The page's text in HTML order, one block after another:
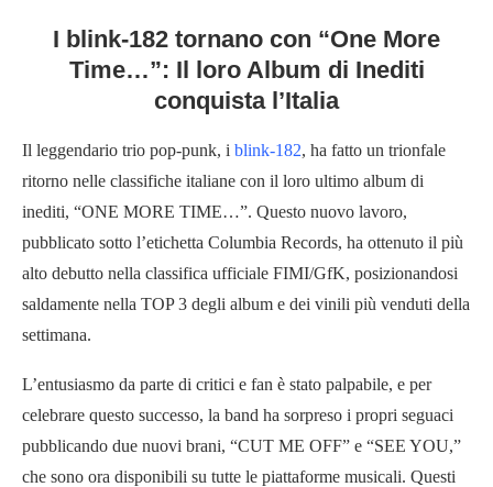
I blink-182 tornano con “One More
Time…”: Il loro Album di Inediti
conquista l’Italia
Il leggendario trio pop-punk, i blink-182, ha fatto un trionfale
ritorno nelle classifiche italiane con il loro ultimo album di
inediti, “ONE MORE TIME…”. Questo nuovo lavoro,
pubblicato sotto l’etichetta Columbia Records, ha ottenuto il più
alto debutto nella classifica ufficiale FIMI/GfK, posizionandosi
saldamente nella TOP 3 degli album e dei vinili più venduti della
settimana.
L’entusiasmo da parte di critici e fan è stato palpabile, e per
celebrare questo successo, la band ha sorpreso i propri seguaci
pubblicando due nuovi brani, “CUT ME OFF” e “SEE YOU,”
che sono ora disponibili su tutte le piattaforme musicali. Questi